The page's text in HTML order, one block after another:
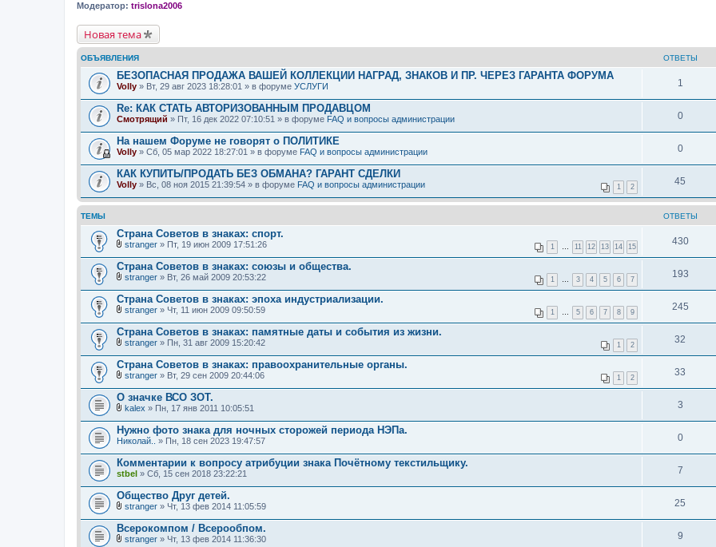
Модератор: trislona2006
Новая тема
ОБЪЯВЛЕНИЯ ОТВЕТЫ
БЕЗОПАСНАЯ ПРОДАЖА ВАШЕЙ КОЛЛЕКЦИИ НАГРАД, ЗНАКОВ И ПР. ЧЕРЕЗ ГАРАНТА ФОРУМА
Volly » Вт, 29 авг 2023 18:28:01 » в форуме УСЛУГИ 1
Re: КАК СТАТЬ АВТОРИЗОВАННЫМ ПРОДАВЦОМ
Смотрящий » Пт, 16 дек 2022 07:10:51 » в форуме FAQ и вопросы администрации 0
На нашем Форуме не говорят о ПОЛИТИКЕ
Volly » Сб, 05 мар 2022 18:27:01 » в форуме FAQ и вопросы администрации 0
КАК КУПИТЬ/ПРОДАТЬ БЕЗ ОБМАНА? ГАРАНТ СДЕЛКИ
1 2
Volly » Вс, 08 ноя 2015 21:39:54 » в форуме FAQ и вопросы администрации 45
ТЕМЫ ОТВЕТЫ
Страна Советов в знаках: спорт.
1 11 12 13 14 15
л
о
ж
е
н
и
stranger » Пт, 19 июн 2009 17:51:26 430
Страна Советов в знаках: союзы и общества.
1 3 4 5 6 7
л
о
ж
е
н
и
stranger » Вт, 26 май 2009 20:53:22 193
Страна Советов в знаках: эпоха индустриализации.
1 5 6 7 8 9
л
о
ж
е
н
и
stranger » Чт, 11 июн 2009 09:50:59 245
Страна Советов в знаках: памятные даты и события из жизни.
1 2
л
о
ж
е
н
и
stranger » Пн, 31 авг 2009 15:20:42 32
Страна Советов в знаках: правоохранительные органы.
1 2
л
о
ж
е
н
и
stranger » Вт, 29 сен 2009 20:44:06 33
О значке ВСО ЗОТ.
л
о
ж
е
н
и
kalex » Пн, 17 янв 2011 10:05:51 3
Нужно фото знака для ночных сторожей периода НЭПа.
Николай.. » Пн, 18 сен 2023 19:47:57 0
Комментарии к вопросу атрибуции знака Почётному текстильщику.
stbel » Сб, 15 сен 2018 23:22:21 7
Общество Друг детей.
л
о
ж
stranger » Чт, 13 фев 2014 11:05:59 25
Всерокомпом / Всерообпом.
stranger » Чт, 13 фев 2014 11:36:30 9